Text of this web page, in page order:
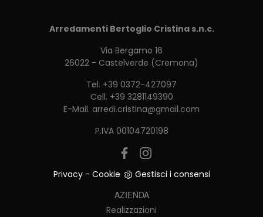
Arredamenti Bertoglio Cristina s.n.c.
Via Bergamo 16
26022 - Castelverde (Cremona)
Tel. +39 0372-427097
Cell. +39 3281149390
E-Mail. arredi.cristina@gmail.com
P.IVA 00104720198
Privacy- Cookie
Gestisci i consensi
AZIENDA
Realizzazioni